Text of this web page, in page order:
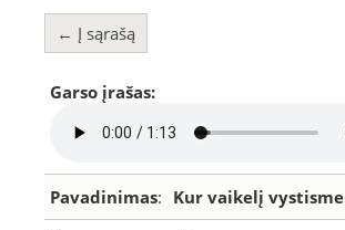
← Į sąrašą
Garso įrašas:
Pavadinimas: Kur vaikelį vystisme